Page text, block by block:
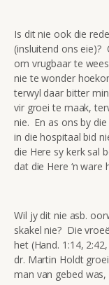
Is dit nie ook die
(insluitend ons eie)?
om vrugbaar te
nie te wonder
terwyl daar bitter
vir groei te maak,
nie. En as ons by
in die hospitaal bid
die Here sy kerk sal
dat die Here ‘n ware
Wil jy dit nie asb.
skakel nie? Die
het (Hand. 1:14,
dr. Martin Holdt
man van gebed